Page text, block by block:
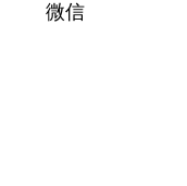
微信